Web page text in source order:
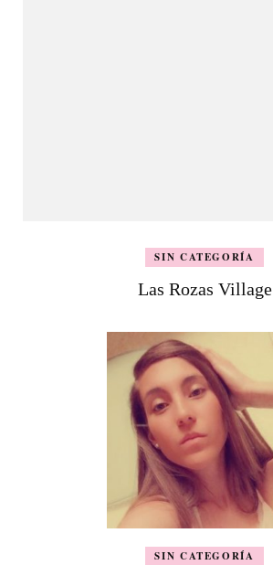
SIN CATEGORÍA
Las Rozas Village
SIN CATEGORÍA